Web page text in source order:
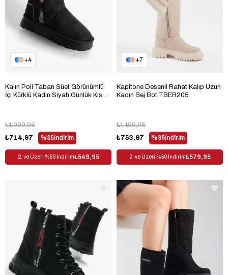
4
Kalın Poli Taban Süet Görünümlü
İçi Kürklü Kadın Siyah Günlük Kısa
%35İndirim
₺714,97
₺1.099,95
2. ve Üzeri %50 İndirim₺549,95
7
Kapitone Desenli Rahat Kalıp Uzun
Kadın Bej Bot TBER205
%35İndirim
₺753,97
₺1.159,95
2. ve Üzeri %50 İndirim₺579,95